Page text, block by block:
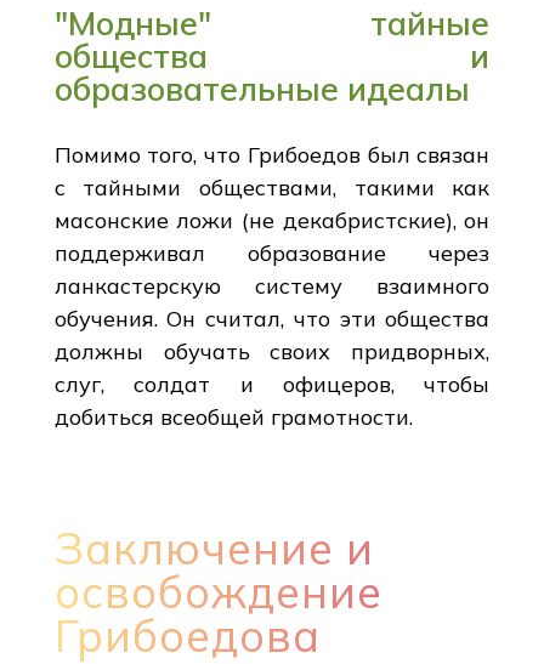
"Модные" тайные
общества и
образовательные идеалы
Помимо того, что Грибоедов был связан
с тайными обществами, такими как
масонские ложи (не декабристские), он
поддерживал образование через
ланкастерскую систему взаимного
обучения. Он считал, что эти общества
должны обучать своих придворных,
слуг, солдат и офицеров, чтобы
добиться всеобщей грамотности.
Заключение и
освобождение
Грибоедова